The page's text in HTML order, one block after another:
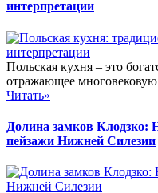
интерпретации
Польская кухня – это
отражающее
Читать»
Долина замков Клодзко:
пейзажи Нижней Силезии